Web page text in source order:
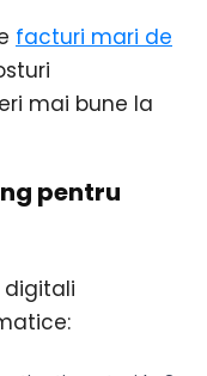
facturi mari de
mai bune la
pentru
digitali